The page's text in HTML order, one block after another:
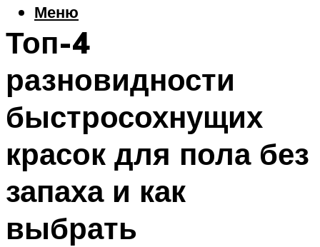
Меню
Топ-4
разновидности
быстросохнущих
красок для пола без
запаха и как
выбрать